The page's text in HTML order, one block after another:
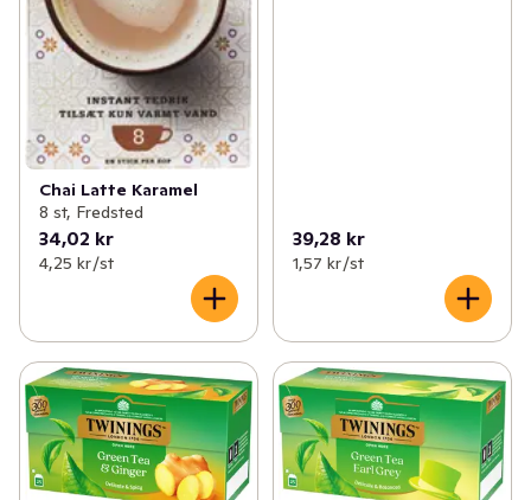
Chai Latte Karamel
8 st, Fredsted
34,02 kr
4,25 kr /st
39,28 kr
1,57 kr /st